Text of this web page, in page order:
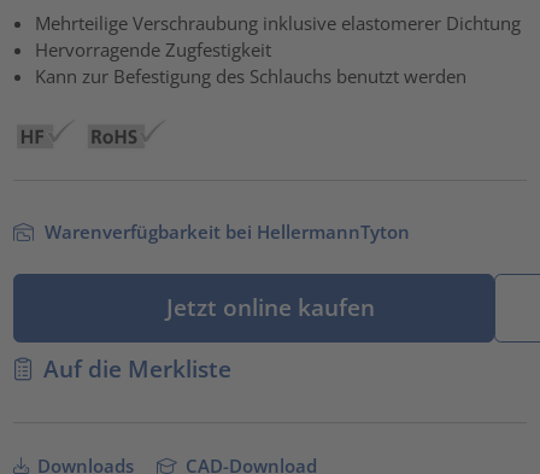
Mehrteilige Verschraubung inklusive elastomerer Dichtung
Hervorragende Zugfestigkeit
Kann zur Befestigung des Schlauchs benutzt werden
Warenverfügbarkeit bei HellermannTyton
Jetzt online kaufen
Auf die Merkliste
Downloads CAD-Download